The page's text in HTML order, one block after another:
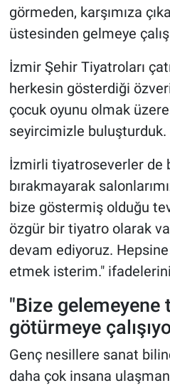
görmeden, karşımıza
üstesinden gelmeye
İzmir Şehir Tiyatroları
herkesin gösterdiği
çocuk oyunu olmak
seyircimizle buluşturduk.
İzmirli tiyatroseverler de
bırakmayarak
bize göstermiş olduğu
özgür bir tiyatro olarak
devam ediyoruz.
etmek isterim."
"Bize gelemeyene
götürmeye
Genç nesillere sanat
daha çok insana